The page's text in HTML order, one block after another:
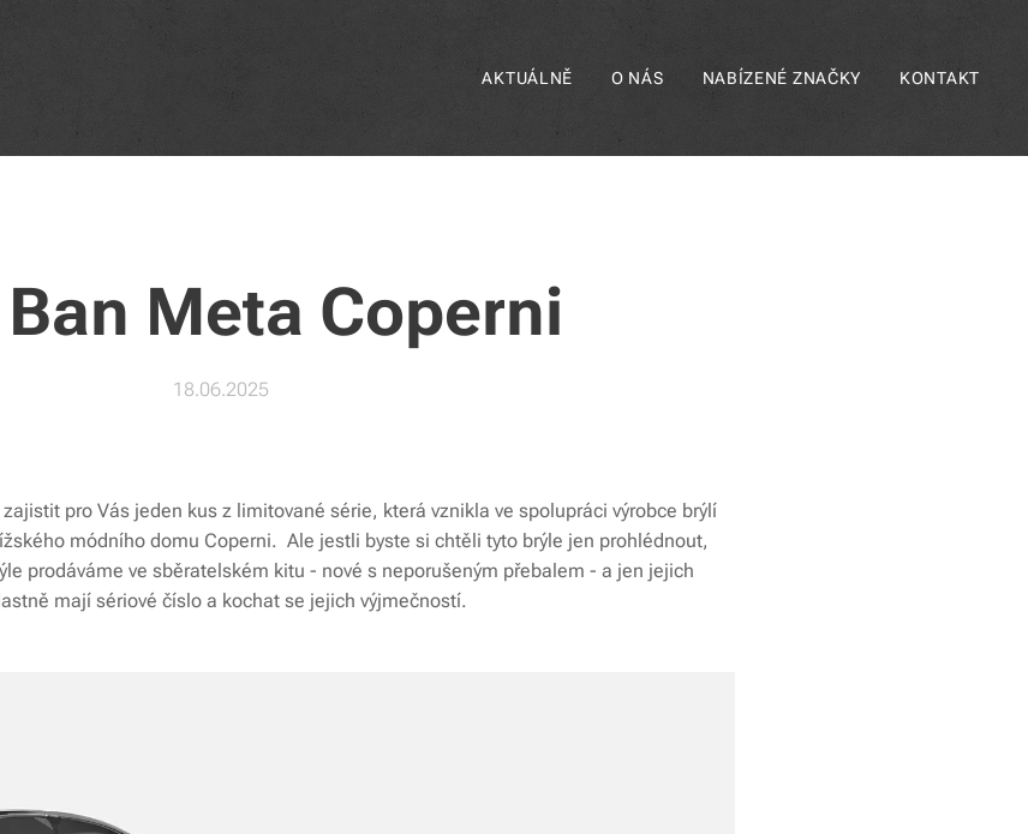
AKTUÁLNĚ O NÁS NABÍZENÉ ZNAČKY KONTAKT
Ban Meta Coperni
18.06.2025
pro Vás jeden kus z limitované série, která vznikla ve spolupráci výrobce brýlí
módního domu Coperni. Ale jestli byste si chtěli tyto brýle jen prohlédnout,
prodáváme ve sběratelském kitu - nové s neporušeným přebalem - a jen jejich
mají sériové číslo a kochat se jejich výjmečností.